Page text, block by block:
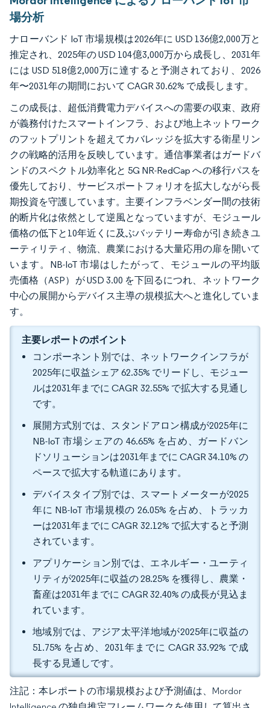
場分析
ナローバンド IoT 市場規模は2026年に USD 136億2,000万と
推定され、2025年の USD 104億3,000万から成長し、2031年
には USD 518億2,000万に達すると予測されており、2026
年〜2031年の期間において CAGR 30.62% で成長します。
この成長は、超低消費電力デバイスへの需要の収束、政府
が義務付けたスマートインフラ、および地上ネットワーク
のフットプリントを超えてカバレッジを拡大する衛星リン
クの戦略的活用を反映しています。通信事業者はガードバ
ンドのスペクトル効率化と 5G NR-RedCap への移行パスを
優先しており、サービスポートフォリオを拡大しながら長
期投資を守護しています。主要インフラベンダー間の技術
的断片化は依然として逆風となっていますが、モジュール
価格の低下と10年近くに及ぶバッテリー寿命が引き続きユ
ーティリティ、物流、農業における大量応用の扉を開いて
います。NB-IoT 市場はしたがって、モジュールの平均販
売価格（ASP）が USD 3.00 を下回るにつれ、ネットワーク
中心の展開からデバイス主導の規模拡大へと進化していま
す。
主要レポートのポイント
コンポーネント別では、ネットワークインフラが
2025年に収益シェア 62.35% でリードし、モジュー
ルは2031年までに CAGR 32.55% で拡大する見通し
です。
展開方式別では、スタンドアロン構成が2025年に
NB-IoT 市場シェアの 46.65% を占め、ガードバン
ドソリューションは2031年までに CAGR 34.10% の
ペースで拡大する軌道にあります。
デバイスタイプ別では、スマートメーターが2025
年に NB-IoT 市場規模の 26.05% を占め、トラッカ
ーは2031年までに CAGR 32.12% で拡大すると予測
されています。
アプリケーション別では、エネルギー・ユーティ
リティが2025年に収益の 28.25% を獲得し、農業・
畜産は2031年までに CAGR 32.40% の成長が見込ま
れています。
地域別では、アジア太平洋地域が2025年に収益の
51.75% を占め、2031年までに CAGR 33.92% で成
長する見通しです。
注記：本レポートの市場規模および予測値は、Mordor